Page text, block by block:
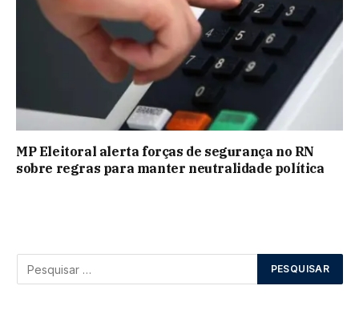
MP Eleitoral alerta forças de segurança no RN
sobre regras para manter neutralidade política